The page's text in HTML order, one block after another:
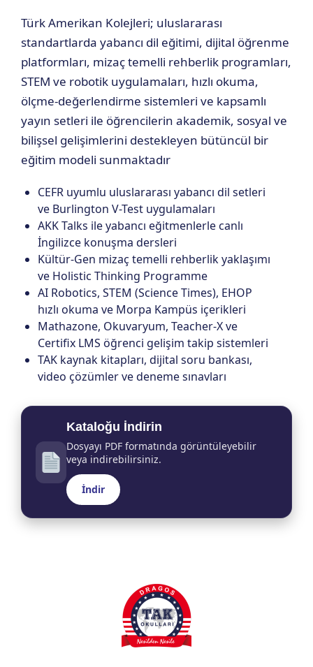
Türk Amerikan Kolejleri; uluslararası
standartlarda yabancı dil eğitimi, dijital öğrenme
platformları, mizaç temelli rehberlik programları,
STEM ve robotik uygulamaları, hızlı okuma,
ölçme-değerlendirme sistemleri ve kapsamlı
yayın setleri ile öğrencilerin akademik, sosyal ve
bilişsel gelişimlerini destekleyen bütüncül bir
eğitim modeli sunmaktadır
CEFR uyumlu uluslararası yabancı dil setleri
ve Burlington V-Test uygulamaları
AKK Talks ile yabancı eğitmenlerle canlı
İngilizce konuşma dersleri
Kültür-Gen mizaç temelli rehberlik yaklaşımı
ve Holistic Thinking Programme
AI Robotics, STEM (Science Times), EHOP
hızlı okuma ve Morpa Kampüs içerikleri
Mathazone, Okuvaryum, Teacher-X ve
Certifix LMS öğrenci gelişim takip sistemleri
TAK kaynak kitapları, dijital soru bankası,
video çözümler ve deneme sınavları
Kataloğu İndirin
Dosyayı PDF formatında görüntüleyebilir
veya indirebilirsiniz.
İndir